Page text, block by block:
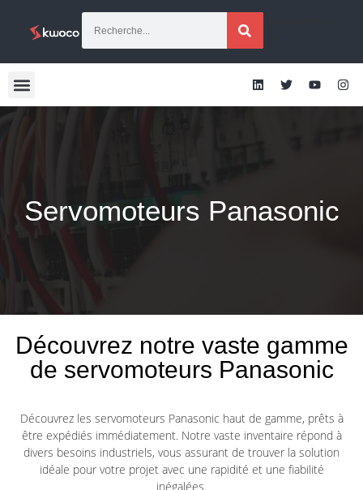
Servomoteurs Panasonic
Découvrez notre vaste gamme
de servomoteurs Panasonic
Découvrez les servomoteurs Panasonic haut de gamme, prêts à
être expédiés immédiatement. Notre vaste inventaire répond à
divers besoins industriels, vous assurant de trouver la solution
idéale pour votre projet avec une rapidité et une fiabilité
inégalées.